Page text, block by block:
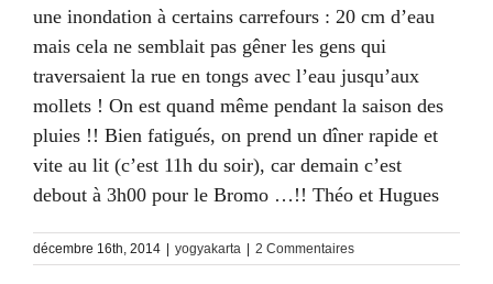
une inondation à certains carrefours : 20 cm d’eau
mais cela ne semblait pas gêner les gens qui
traversaient la rue en tongs avec l’eau jusqu’aux
mollets ! On est quand même pendant la saison des
pluies !! Bien fatigués, on prend un dîner rapide et
vite au lit (c’est 11h du soir), car demain c’est
debout à 3h00 pour le Bromo …!! Théo et Hugues
décembre 16th, 2014 yogyakarta 2 Commentaires